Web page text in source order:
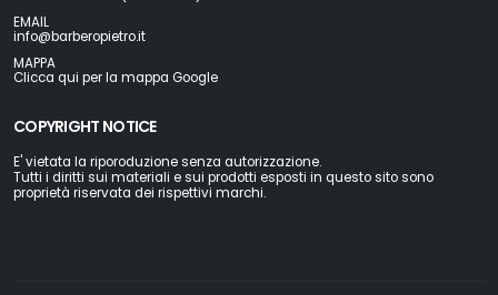
EMAIL
info@barberopietro.it
MAPPA
Clicca qui per la mappa Google
COPYRIGHT NOTICE
E' vietata la riporoduzione senza autorizzazione.
Tutti i diritti sui materiali e sui prodotti esposti in questo sito sono
proprietà riservata dei rispettivi marchi.